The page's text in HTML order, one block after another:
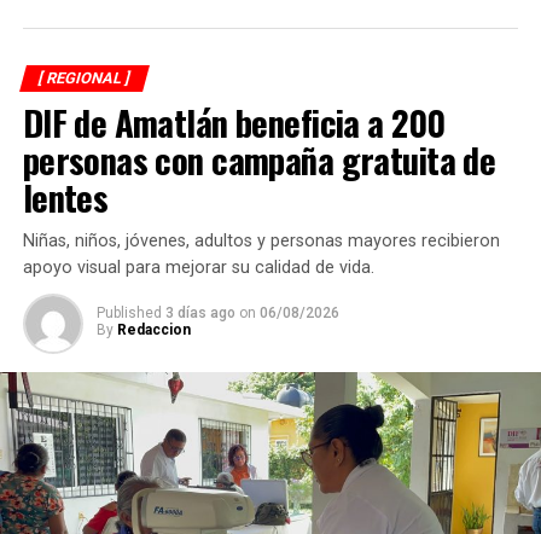
Asimismo, anuncia que ese día autoridades comunitarias
realizarán recorridos para fotografiar a los perros que
permanezcan en las calles, solicitar información a
vecinos para identificar a sus dueños y, posteriormente,
citarlos al palacio de la comunidad, donde incluso
podrían hacerse acreedores a una multa.
[ REGIONAL ]
DIF de Amatlán beneficia a 200
personas con campaña gratuita de
lentes
Niñas, niños, jóvenes, adultos y personas mayores recibieron
apoyo visual para mejorar su calidad de vida.
Published 3 días ago on 06/08/2026
By Redaccion